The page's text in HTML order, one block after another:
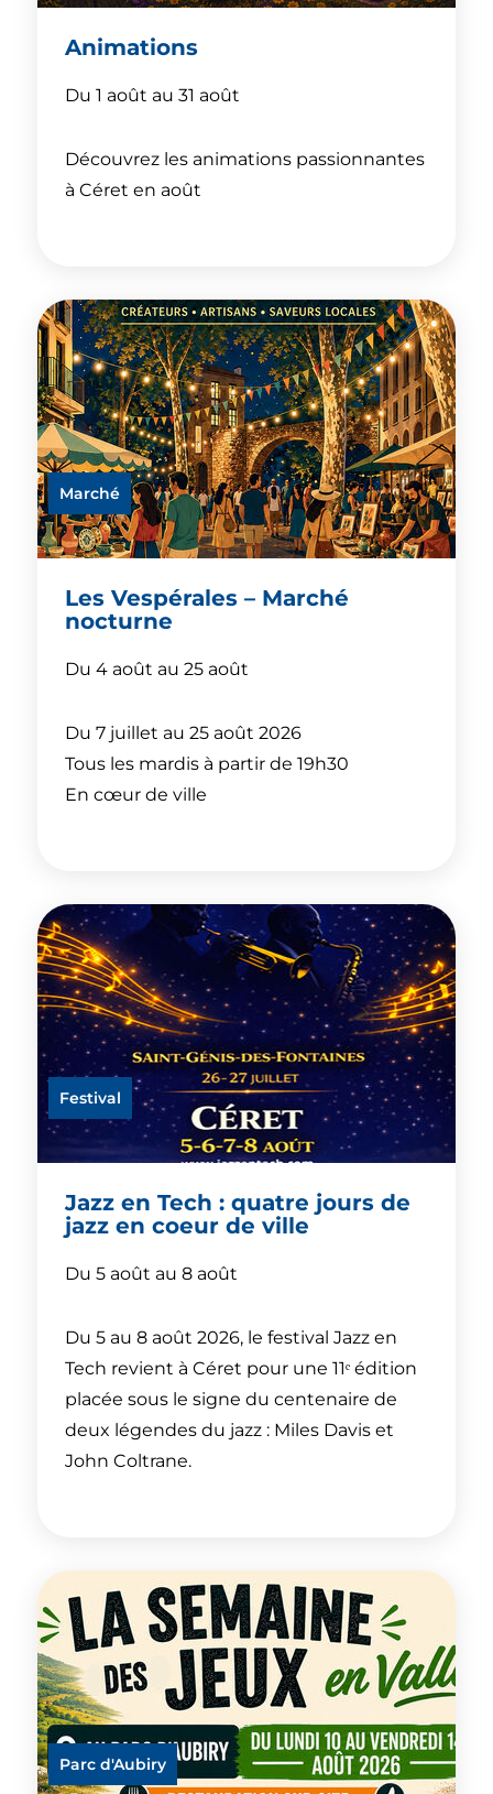
Animations
Du 1 août au 31 août
Découvrez les animations passionnantes
à Céret en août
Marché
Les Vespérales – Marché
nocturne
Du 4 août au 25 août
Du 7 juillet au 25 août 2026
Tous les mardis à partir de 19h30
En cœur de ville
Festival
Jazz en Tech : quatre jours de
jazz en coeur de ville
Du 5 août au 8 août
Du 5 au 8 août 2026, le festival Jazz en
Tech revient à Céret pour une 11ᵉ édition
placée sous le signe du centenaire de
deux légendes du jazz : Miles Davis et
John Coltrane.
Parc d'Aubiry